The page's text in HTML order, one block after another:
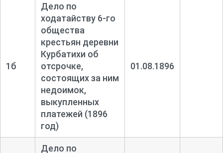
1б
Дело по
ходатайству 6-го
общества
крестьян деревни
Курбатихи об
отсрочке,
состоящих за ним
недоимок,
выкупленных
платежей (1896
год)
01.08.1896
Дело по